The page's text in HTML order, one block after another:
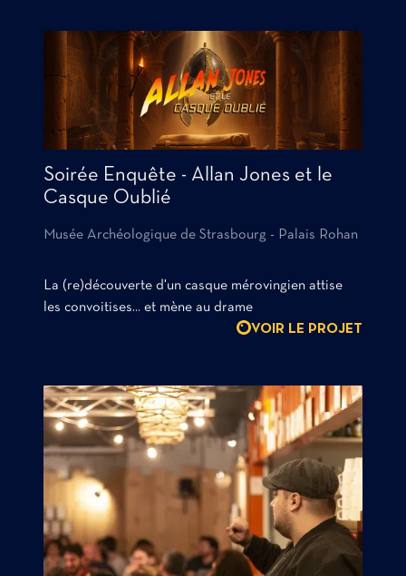
Soirée Enquête - Allan Jones et le
Casque Oublié
Musée Archéologique de Strasbourg - Palais Rohan
La (re)découverte d'un casque mérovingien attise
les convoitises... et mène au drame
VOIR LE PROJET